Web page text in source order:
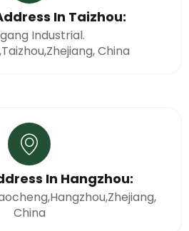
In Taizhou:
Industrial.
China
In Hangzhou:
China